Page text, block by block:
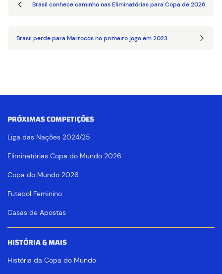
Brasil conhece caminho nas Eliminatórias para Copa de 2026
Brasil perde para Marrocos no primeiro jogo em 2023
PRÓXIMAS COMPETIÇÕES
Liga das Nações 2024/25
Eliminatórias Copa do Mundo 2026
Copa do Mundo 2026
Futebol Feminino
Casas de Apostas
HISTÓRIA & MAIS
História da Copa do Mundo